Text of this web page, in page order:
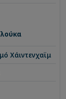
Χάιντενχαϊμ